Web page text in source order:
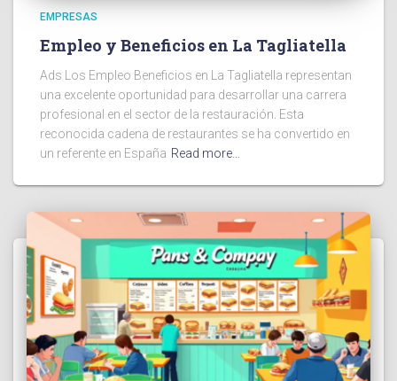
EMPRESAS
Empleo y Beneficios en La Tagliatella
Ads Los Empleo Beneficios en La Tagliatella representan
una excelente oportunidad para desarrollar una carrera
profesional en el sector de la restauración. Esta
reconocida cadena de restaurantes se ha convertido en
un referente en España Read more…